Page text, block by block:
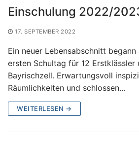
Einschulung 2022/
17. SEPTEMBER 2022
Ein neuer Lebensabschnitt
ersten Schultag für 12 Erstklässler
Bayrischzell. Erwartungsvoll
Räumlichkeiten und schlossen…
WEITERLESEN →